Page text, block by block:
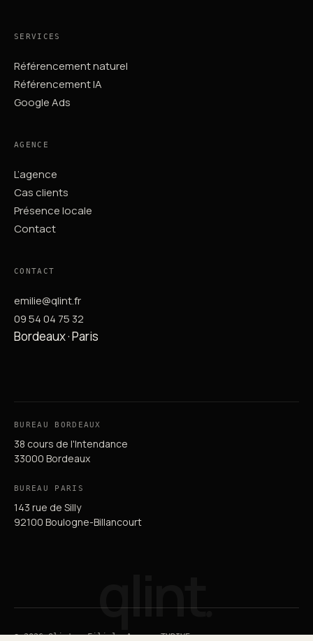
SERVICES
Référencement naturel
Référencement IA
Google Ads
AGENCE
L’agence
Cas clients
Présence locale
Contact
CONTACT
emilie@qlint.fr
09 54 04 75 32
Bordeaux · Paris
BUREAU BORDEAUX
38 cours de l'Intendance
33000 Bordeaux
BUREAU PARIS
143 rue de Silly
92100 Boulogne-Billancourt
qlint.
© 2026 Qlint — Filiale Agence THRIVE